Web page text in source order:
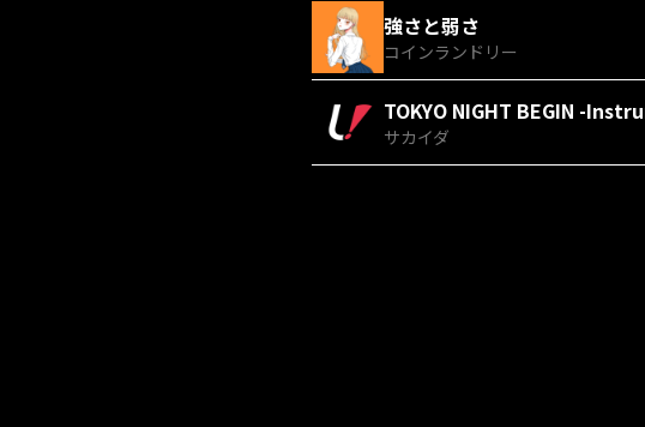
強さと弱さ
コインランドリー
TOKYO NIGHT BEGIN -
サカイダ